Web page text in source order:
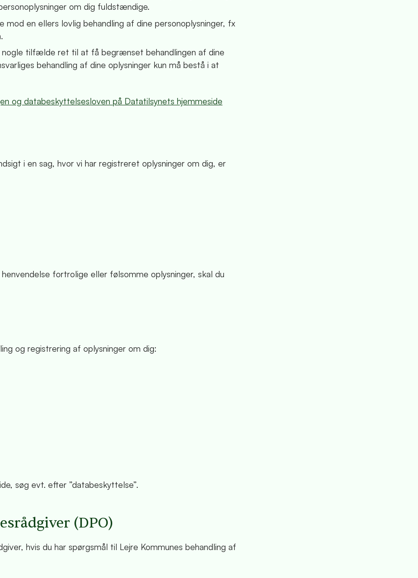
om dig fuldstændige.
mod en ellers lovlig behandling af dine personoplysninger, fx
nogle tilfælde ret til at få begrænset behandlingen af dine
behandling af dine oplysninger kun må bestå i at
og databeskyttelsesloven på Datatilsynets hjemmeside
i en sag, hvor vi har registreret oplysninger om dig, er
fortrolige eller følsomme oplysninger, skal du
og registrering af oplysninger om dig:
søg evt. efter ”databeskyttelse”.
(DPO)
hvis du har spørgsmål til Lejre Kommunes behandling af